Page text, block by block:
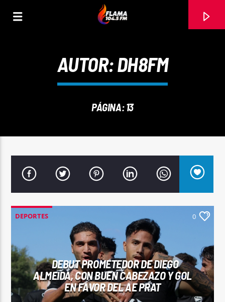
TÍTULO
ARTISTA
Señal FM
AUTOR:DH8FM
PÁGINA: 13
DEPORTES 0
DEBUT PROMETEDOR DE DIEGO
ALMEIDA, CON BUEN CABEZAZO Y GOL
EN FAVOR DEL AE PRAT